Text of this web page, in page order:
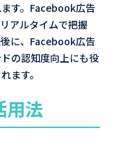
す。Facebook広告
アルタイムで把握
に、Facebook広告
の認知度向上にも役
ます。
用法